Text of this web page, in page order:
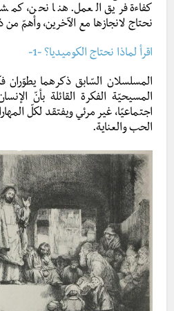
كفاءة فريق العمل. هنا نحن،
نحتاج لانجازها مع الآخرين، وأهمّ
اقرأ لماذا نحتاج الكوميديا؟ -1-
المسلسلان السّابق ذكرهما
المسيحيّة الفكرة القائلة بأنّ
اجتماعيًا، غير مرئي ويفتقد لكلّ
الحب والعناية.